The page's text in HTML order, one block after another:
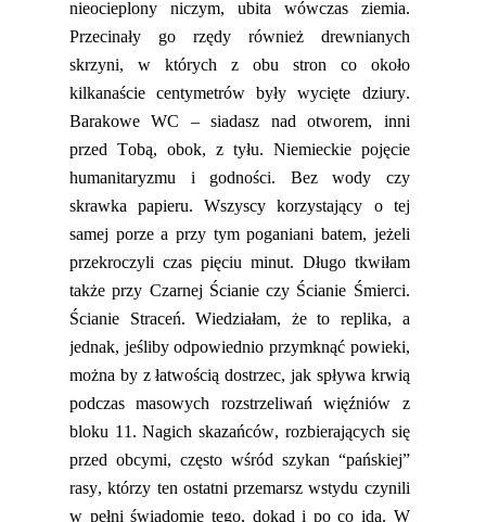
nieocieplony niczym, ubita wówczas ziemia.
Przecinały go rzędy również drewnianych
skrzyni, w których z obu stron co około
kilkanaście centymetrówbyły wycięte dziury.
Barakowe WC – siadasz nadotworem, inni
przed Tobą, obok, z tyłu. Niemieckie pojęcie
humanitaryzmu i godności. Bez wody czy
skrawka papieru. Wszyscy korzystający o tej
samej porze a przy tym poganiani batem, jeżeli
przekroczyli czas pięciu minut. Długo tkwiłam
także przy Czarnej Ścianie czy Ścianie Śmierci.
Ścianie Straceń. Wiedziałam, że to replika, a
jednak, jeśliby odpowiednio przymknąć powieki,
można by z łatwością dostrzec, jak spływa krwią
podczas masowych rozstrzeliwań więźniów z
bloku 11. Nagich skazańców, rozbierających się
przed obcymi, często wśród szykan “pańskiej”
rasy,którzy ten ostatni przemarsz wstydu czynili
w pełni świadomie tego, dokąd i po co idą. W